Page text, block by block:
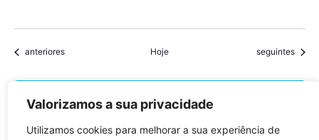
Valorizamos a sua privacidade
Utilizamos cookies para melhorar a sua experiência de
Eventos
anteriores Hoje Eventos
seguintes
Subscrever o calendário